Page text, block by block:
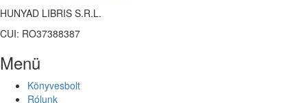
HUNYAD LIBRIS S.R.L.
CUI: RO37388387
Menü
Könyvesbolt
Rólunk